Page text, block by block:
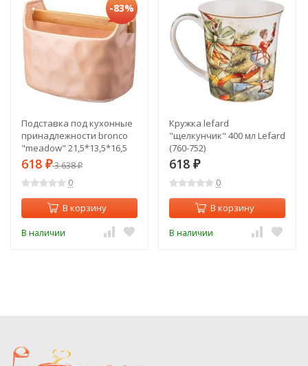
-83%
Подставка под кухонные
принадлежности bronco
"meadow" 21,5*13,5*16,5
см пудровый Bronco (474-
177)
618 ₽3 638₽
0
В корзину
В наличии
Кружка lefard
"щелкунчик" 400 мл Lefard
(760-752)
618 ₽
0
В корзину
В наличии